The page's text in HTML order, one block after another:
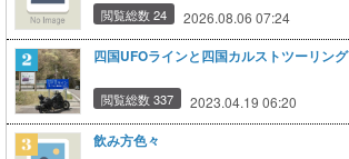
閲覧総数 24 2026.08.06 07:24
四国UFOラインと四国カルストツーリング
閲覧総数 337 2023.04.19 06:20
飲み方色々